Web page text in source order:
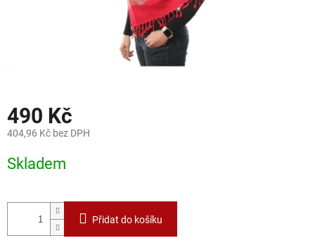
490 Kč
404,96 Kč bez DPH
cena:
Skladem
Přidat do košíku